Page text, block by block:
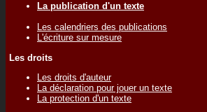
La publication d'un texte
Les calendriers des publications
L'écriture sur mesure
Les droits
Les droits d'auteur
La déclaration pour jouer un texte
La protection d'un texte